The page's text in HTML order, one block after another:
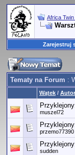
Africa
Zarejestruj
Tematy na Forum :
Wątek /
muszel72
przemo77390
sudden